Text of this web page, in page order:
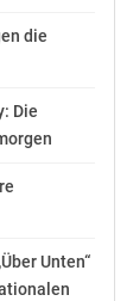
und
die
Die
Unten“